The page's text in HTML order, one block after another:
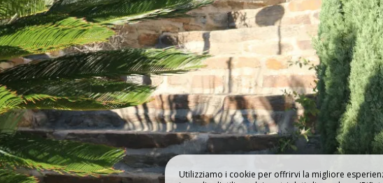
Utilizziamo i cookie per offrirvi la migliore